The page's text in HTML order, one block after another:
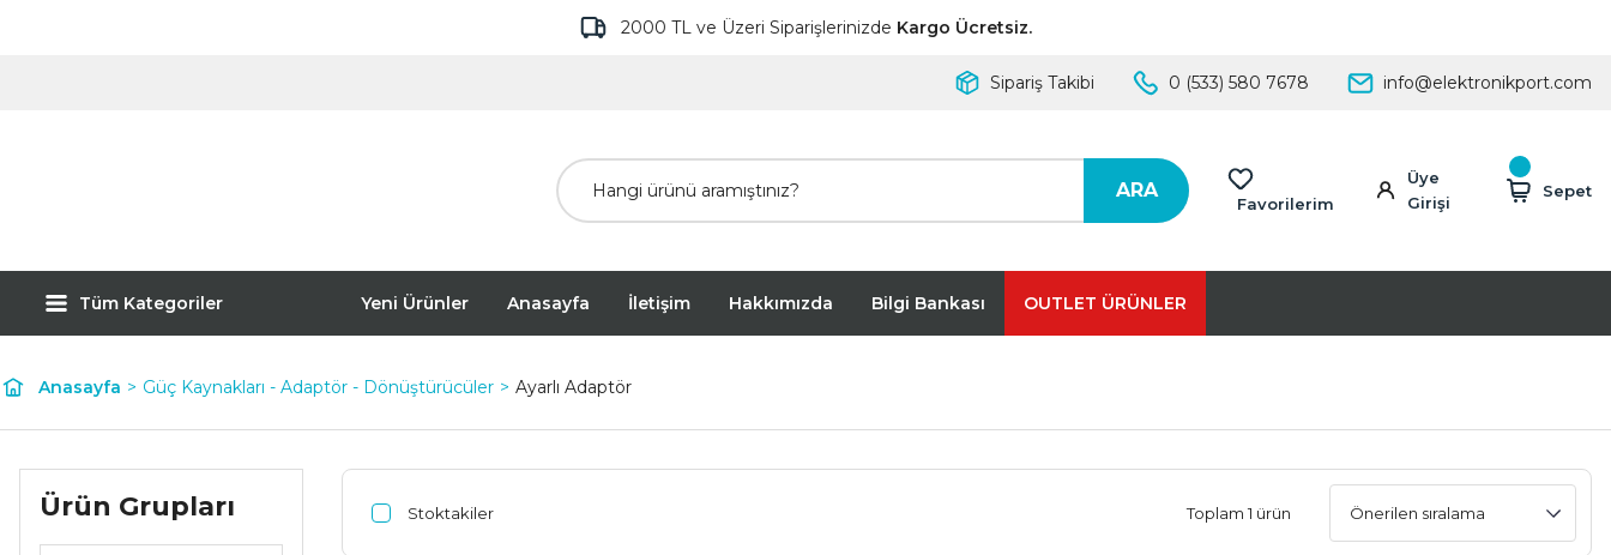
2000 TL ve Üzeri Siparişlerinizde Kargo Ücretsiz.
Sipariş Takibi 0 (533) 580 7678 info@elektronikport.com
ARA
Favorilerim
Üye
Girişi
Sepet
Tüm Kategoriler Yeni Ürünler Anasayfa İletişim Hakkımızda Bilgi Bankası OUTLET ÜRÜNLER
Anasayfa Güç Kaynakları - Adaptör - Dönüştürücüler Ayarlı Adaptör
Ürün Grupları Stoktakiler Toplam 1 ürün